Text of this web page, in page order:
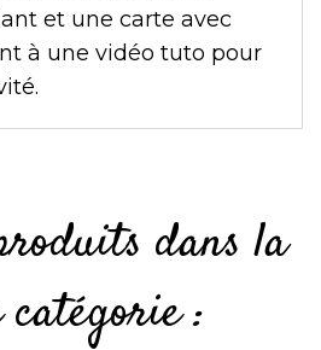
et une carte avec
à une vidéo tuto pour
dans la
catégorie :